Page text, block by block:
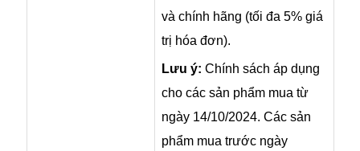
và chính hãng (tối đa 5% giá
trị hóa đơn).
Lưu ý: Chính sách áp dụng
cho các sản phẩm mua từ
ngày 14/10/2024. Các sản
phẩm mua trước ngày